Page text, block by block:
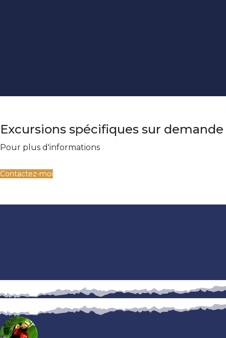
Excursions spécifiques sur demande
Pour plus d'informations
Contactez-moi